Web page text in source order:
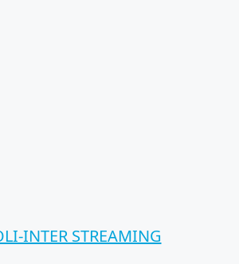
INTER STREAMING